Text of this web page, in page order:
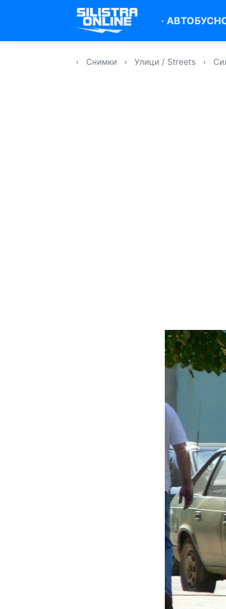
·
› Снимки › Улици / Streets ›